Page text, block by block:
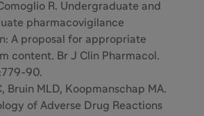
R. Undergraduate and
pharmacovigilance
A proposal for appropriate
content. Br J Clin Pharmacol.
90.
Bruin MLD, Koopmanschap MA.
of Adverse Drug Reactions